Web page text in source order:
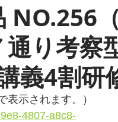
NO.256
り考察
義4割研
表示されます。）
4807-a8c8-